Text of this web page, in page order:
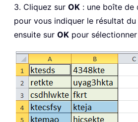
3. Cliquez sur OK : une boîte de
pour vous indiquer le résultat
ensuite sur OK pour